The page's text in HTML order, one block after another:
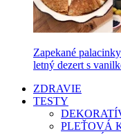
Zapekané
letný dezert s
ZDRAVIE
TESTY
PLEŤOVÁ